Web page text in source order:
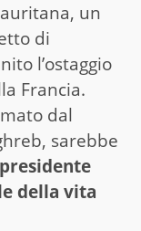
un
di
l’ostaggio
Francia.
dal
sarebbe
della vita